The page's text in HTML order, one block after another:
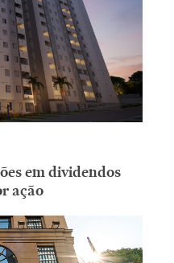
em dividendos
ação